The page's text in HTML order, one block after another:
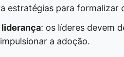
estratégias para formalizar
liderança: os líderes devem
a adoção.